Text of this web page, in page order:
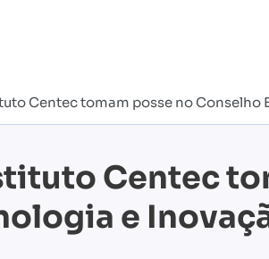
Centec tomam posse no Conselho
Centec
e